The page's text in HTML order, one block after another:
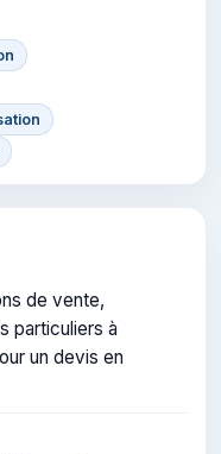
de vente,
particuliers à
un devis en